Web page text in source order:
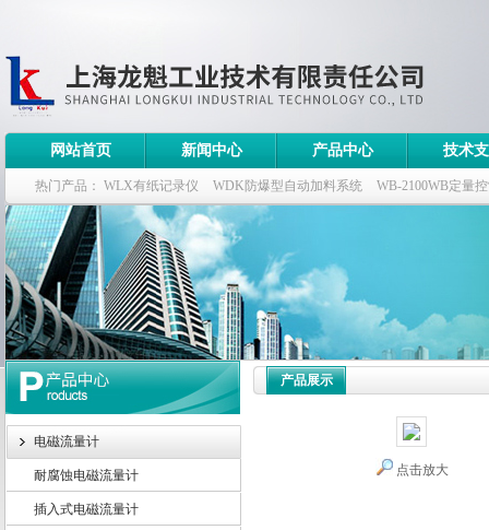
网站首页 新闻中心 产品中心 技术
热门产品： WLX有纸记录仪 WDK防爆型自动加料系统 WB-2100WB定量
WDK流量定量控制柜 WB-2100定量装车控制仪
电磁流量计
耐腐蚀电磁流量计
插入式电磁流量计
产品展示
点击放大